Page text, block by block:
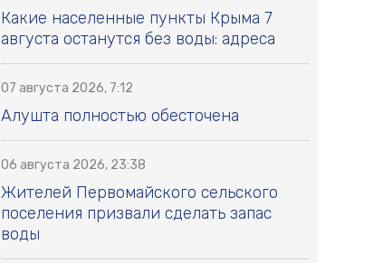
Какие населенные пункты Крыма 7
августа останутся без воды: адреса
07 августа 2026, 7:12
Алушта полностью обесточена
06 августа 2026, 23:38
Жителей Первомайского сельского
поселения призвали сделать запас
воды